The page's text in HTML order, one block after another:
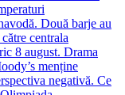
Două barje au
centrala
8 august. Drama
menține
negativă. Ce